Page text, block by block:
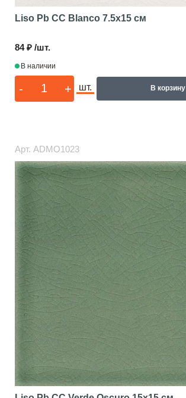
Liso Pb CC Blanco 7.5x15 см
84 ₽ /шт.
В наличии
- + шт. В корзину
Арт. ADMO1023